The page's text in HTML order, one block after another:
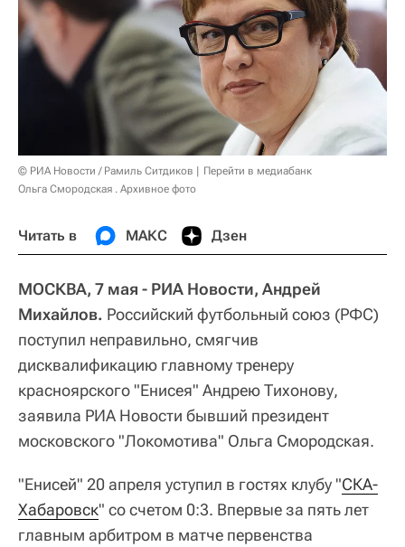
© РИА Новости / Рамиль Ситдиков
Перейти в медиабанк
Ольга Смородская . Архивное фото
Читать в МАКС Дзен
МОСКВА, 7 мая - РИА Новости, Андрей
Михайлов. Российский футбольный союз (РФС)
поступил неправильно, смягчив
дисквалификацию главному тренеру
красноярского "Енисея" Андрею Тихонову,
заявила РИА Новости бывший президент
московского "Локомотива" Ольга Смородская.
"Енисей" 20 апреля уступил в гостях клубу "СКА-
Хабаровск" со счетом 0:3. Впервые за пять лет
главным арбитром в матче первенства